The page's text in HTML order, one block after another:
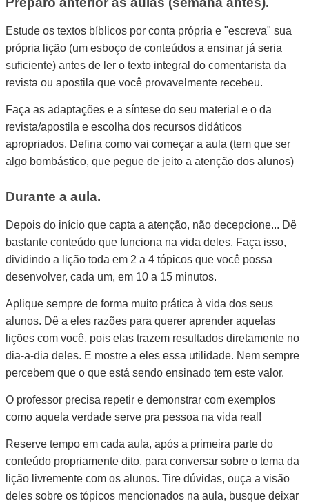
Estude os textos bíblicos por conta própria e "escreva" sua
própria lição (um esboço de conteúdos a ensinar já seria
suficiente) antes de ler o texto integral do comentarista da
revista ou apostila que você provavelmente recebeu.
Faça as adaptações e a síntese do seu material e o da
revista/apostila e escolha dos recursos didáticos
apropriados. Defina como vai começar a aula (tem que ser
algo bombástico, que pegue de jeito a atenção dos alunos)
Durante a aula.
Depois do início que capta a atenção, não decepcione... Dê
bastante conteúdo que funciona na vida deles. Faça isso,
dividindo a lição toda em 2 a 4 tópicos que você possa
desenvolver, cada um, em 10 a 15 minutos.
Aplique sempre de forma muito prática à vida dos seus
alunos. Dê a eles razões para querer aprender aquelas
lições com você, pois elas trazem resultados diretamente no
dia-a-dia deles. E mostre a eles essa utilidade. Nem sempre
percebem que o que está sendo ensinado tem este valor.
O professor precisa repetir e demonstrar com exemplos
como aquela verdade serve pra pessoa na vida real!
Reserve tempo em cada aula, após a primeira parte do
conteúdo propriamente dito, para conversar sobre o tema da
lição livremente com os alunos. Tire dúvidas, ouça a visão
deles sobre os tópicos mencionados na aula, busque deixar